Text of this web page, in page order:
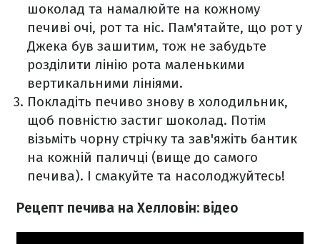
шоколад та намалюйте на кожному
печиві очі, рот та ніс. Пам'ятайте, що рот у
Джека був зашитим, тож не забудьте
розділити лінію рота маленькими
вертикальними лініями.
Покладіть печиво знову в холодильник,
щоб повністю застиг шоколад. Потім
візьміть чорну стрічку та зав'яжіть бантик
на кожній паличці (вище до самого
печива). І смакуйте та насолоджуйтесь!
Рецепт печива на Хелловін: відео